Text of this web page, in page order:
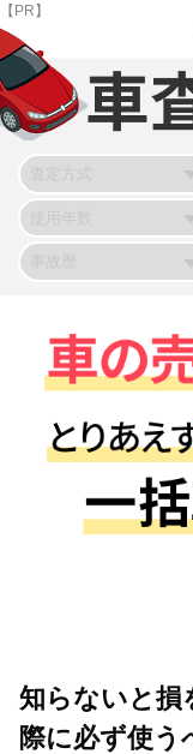
【PR】
知らないと損
際に必ず使う